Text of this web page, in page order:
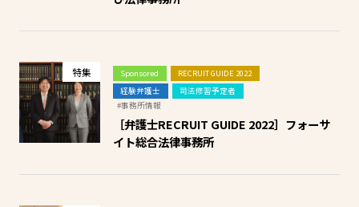
特集 Sponsored
RECRUIT GUIDE 2022
経験弁護士
司法修習予定者
#事務所情報
［弁護士RECRUIT GUIDE 2022］フォーサ
イト総合法律事務所